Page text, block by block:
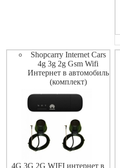
Shopcarry Internet Cars
4g 3g 2g Gsm Wifi
Интернет в автомобиль
(комплект)
4G 3G 2G WIFI интернет в